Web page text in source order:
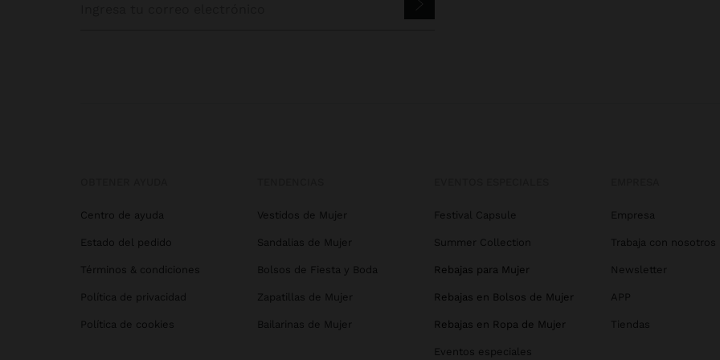
Centro de ayuda
Estado del pedido
Términos & condiciones
Política de privacidad
Política de cookies
Vestidos de Mujer
Sandalias de Mujer
Bolsos de Fiesta y Boda
Zapatillas de Mujer
Bailarinas de Mujer
Festival Capsule
Summer Collection
Rebajas para Mujer
Rebajas en Bolsos de Mujer
Rebajas en Ropa de Mujer
Eventos especiales
Empresa
Trabaja con nosotros
Newsletter
APP
Tiendas